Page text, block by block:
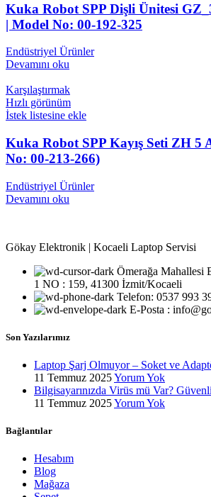
Kuka Robot SPP Dişli Ünitesi
| Model No: 00-192-325
Endüstriyel Ürünler
Devamını oku
Karşılaştırmak
Hızlı görünüm
İstek listesine ekle
Kuka Robot SPP Kayış Seti ZH 5
No: 00-213-266)
Endüstriyel Ürünler
Devamını oku
Gökay Elektronik | Kocaeli Laptop Servisi
Ömerağa Mahallesi
1 NO : 159, 41300 İzmit/Kocaeli
Telefon: 0537 993
E-Posta :
Son Yazılarımız
Laptop Şarj Olmuyor – Soket ve
11 Temmuz 2025Yorum Yok
Bilgisayarınızda Virüs mü Var?
11 Temmuz 2025Yorum Yok
Bağlantılar
Hesabım
Blog
Mağaza